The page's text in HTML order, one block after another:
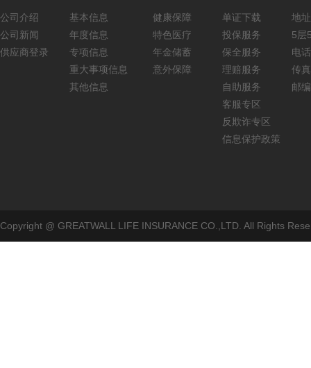
公司介绍
公司新闻
供应商登录
基本信息
年度信息
专项信息
重大事项信息
其他信息
健康保障
特色医疗
年金储蓄
意外保障
单证下载
投保服务
保全服务
理赔服务
自助服务
客服专区
反欺诈专区
信息保护政策
地
5层
电
传
邮
Copyright @ GREATWALL LIFE INSURANCE CO.,LTD. All Rights